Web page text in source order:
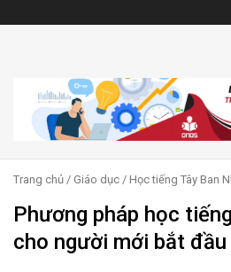
Trang chủ / Giáo dục / Học tiếng Tây Ban
Phương pháp học
cho người mới bắt đầu